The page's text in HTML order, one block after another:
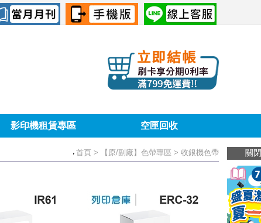
關閉
影印機租賃專區 空匣回收
首頁 > 【原/副廠】色帶專區 > 收銀機色帶